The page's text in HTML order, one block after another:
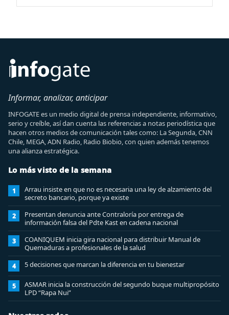
Informar, analizar, anticipar
INFOGATE es un medio digital de prensa independiente, informativo,
serio y creíble, así dan cuenta las referencias a notas periodística que
hacen otros medios de comunicación tales como: La Segunda, CNN
Chile, MEGA, ADN Radio, Radio Biobio, con quien además tenemos
una alianza estratégica.
Lo más visto de la semana
1
Arrau insiste en que no es necesaria una ley de alzamiento del
secreto bancario, porque ya existe
2
Presentan denuncia ante Contraloría por entrega de
información falsa del Pdte Kast en cadena nacional
3
COANIQUEM inicia gira nacional para distribuir Manual de
Quemaduras a profesionales de la salud
4 5 decisiones que marcan la diferencia en tu bienestar
5
ASMAR inicia la construcción del segundo buque multipropósito
LPD “Rapa Nui”